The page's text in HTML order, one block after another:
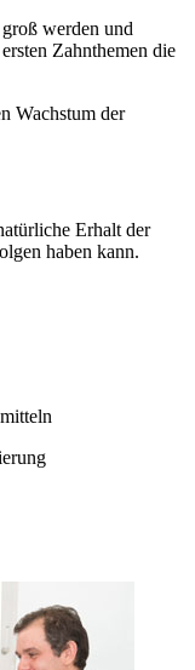
werden und
Zahnthemen die
Wachstum der
Erhalt der
haben kann.